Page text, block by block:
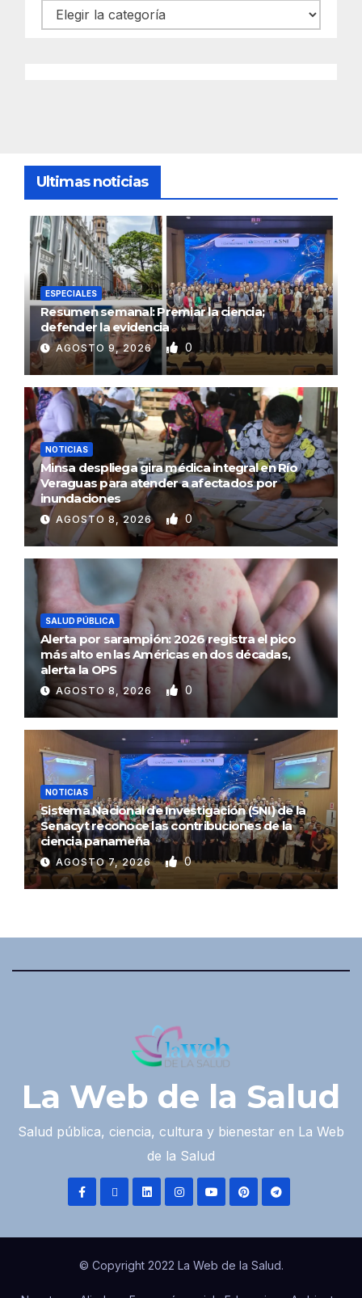
Categorías
Ultimas noticias
ESPECIALES
Resumen semanal: Premiar la ciencia;
defender la evidencia
AGOSTO 9, 2026 0
NOTICIAS
Minsa despliega gira médica integral en Río
Veraguas para atender a afectados por
inundaciones
AGOSTO 8, 2026 0
SALUD PÚBLICA
Alerta por sarampión: 2026 registra el pico
más alto en las Américas en dos décadas,
alerta la OPS
AGOSTO 8, 2026 0
NOTICIAS
Sistema Nacional de Investigación (SNI) de la
Senacyt reconoce las contribuciones de la
ciencia panameña
AGOSTO 7, 2026 0
La Web de la Salud
Salud pública, ciencia, cultura y bienestar en La Web
de la Salud
© Copyright 2022 La Web de la Salud.